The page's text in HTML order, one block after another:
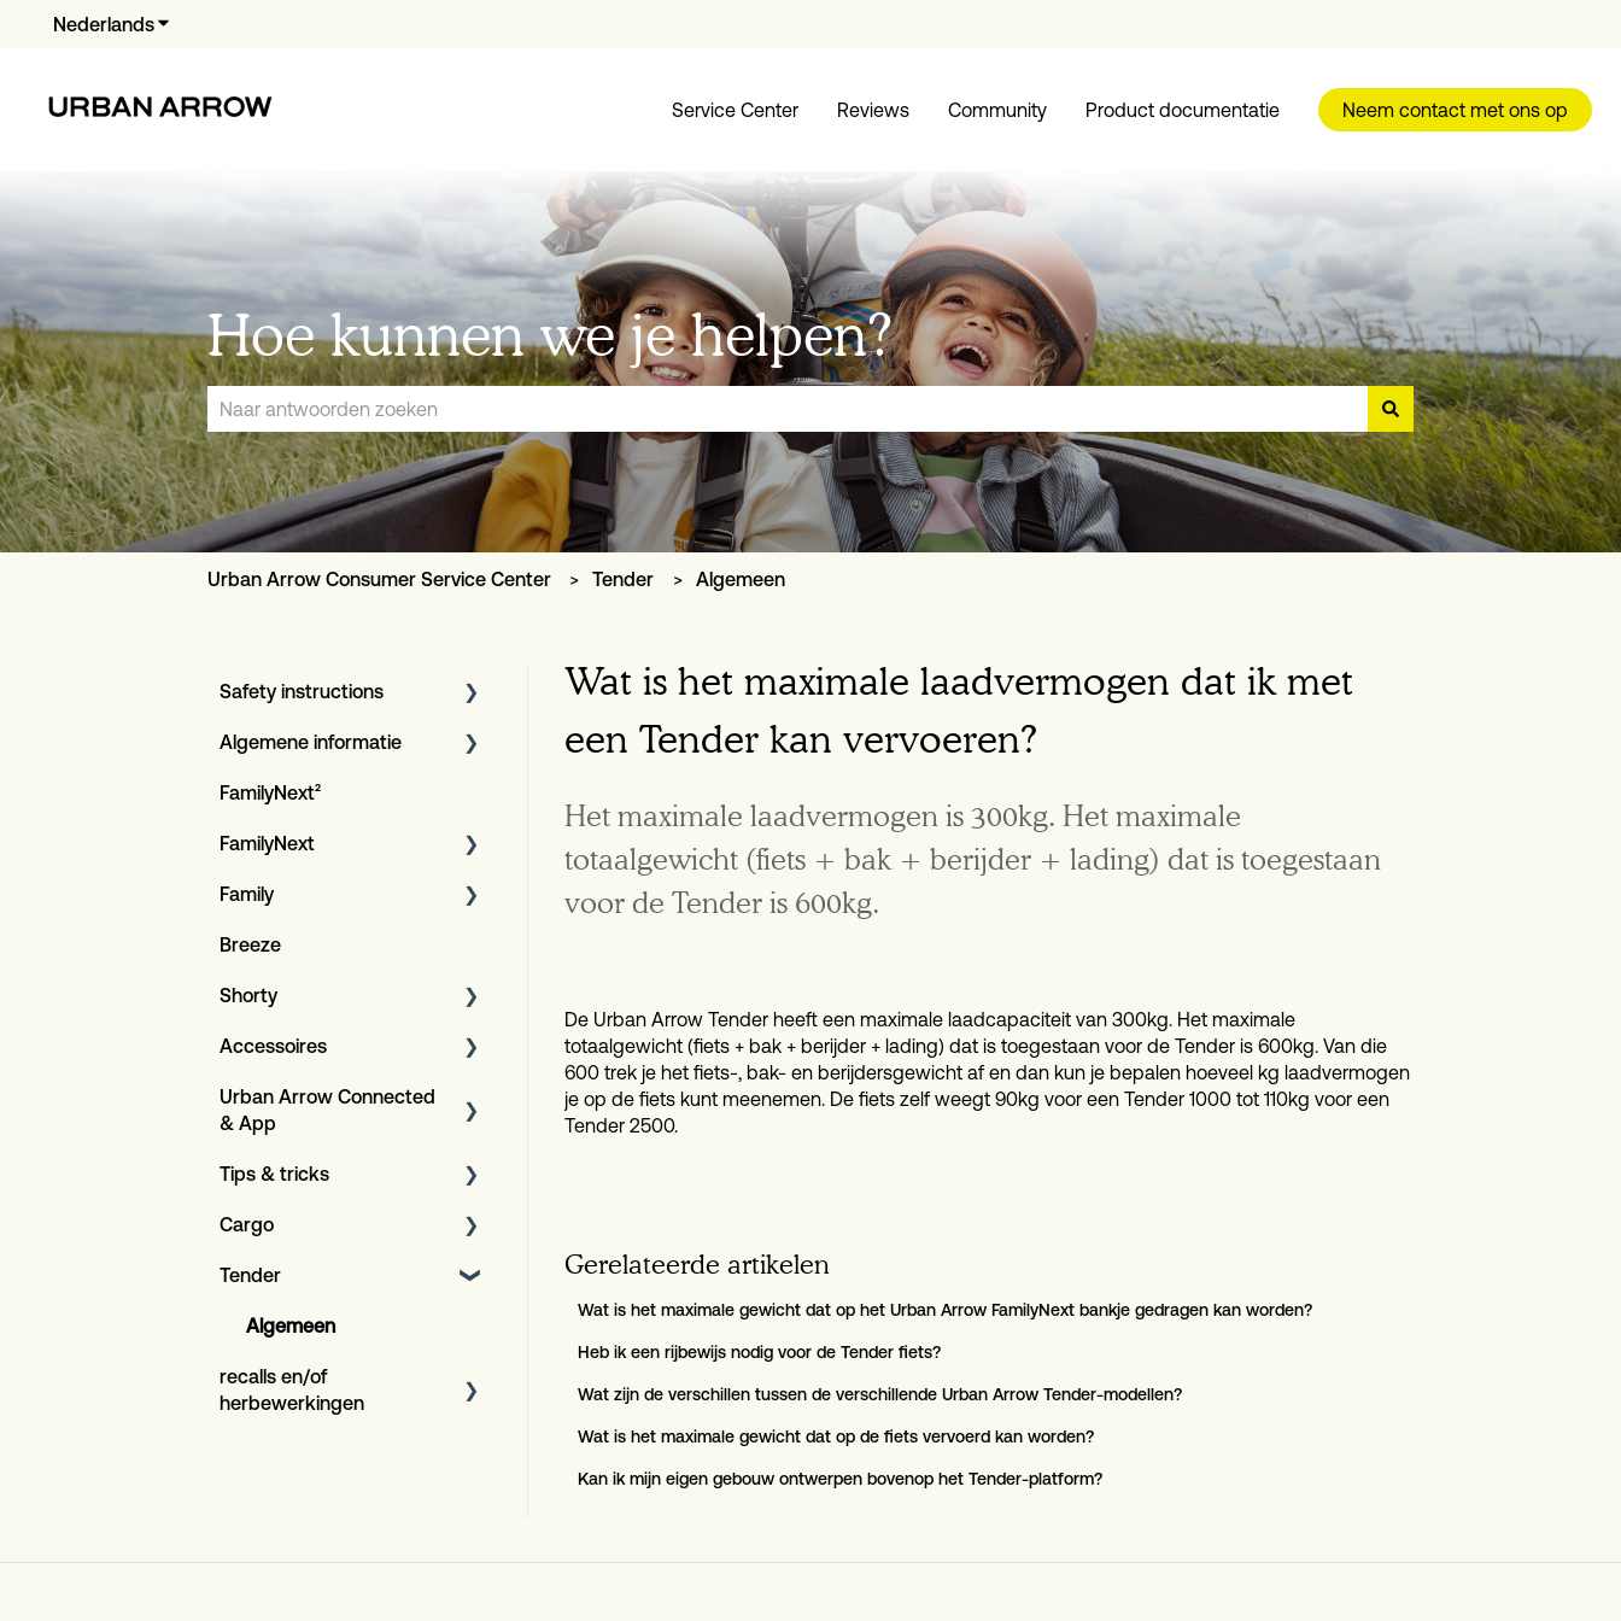
NederlandsSubmenu tonen voor vertalingen
Service Center Reviews Community Product documentatie Neem contact met ons op
Hoe kunnen we je helpen?
Er zijn geen suggesties want het zoekveld is leeg.
Urban Arrow Consumer Service Center Tender Algemeen
Wat is het maximale laadvermogen dat ik met
een Tender kan vervoeren?
Het maximale laadvermogen is 300kg. Het maximale
totaalgewicht (fiets + bak + berijder + lading) dat is toegestaan
voor de Tender is 600kg.
De Urban Arrow Tender heeft een maximale laadcapaciteit van 300kg. Het maximale
totaalgewicht (fiets + bak + berijder + lading) dat is toegestaan voor de Tender is 600kg. Van die
600 trek je het fiets-, bak- en berijdersgewicht af en dan kun je bepalen hoeveel kg laadvermogen
je op de fiets kunt meenemen. De fiets zelf weegt 90kg voor een Tender 1000 tot 110kg voor een
Tender 2500.
Gerelateerde artikelen
Wat is het maximale gewicht dat op het Urban Arrow FamilyNext bankje gedragen kan worden?
Heb ik een rijbewijs nodig voor de Tender fiets?
Wat zijn de verschillen tussen de verschillende Urban Arrow Tender-modellen?
Wat is het maximale gewicht dat op de fiets vervoerd kan worden?
Kan ik mijn eigen gebouw ontwerpen bovenop het Tender-platform?
Safety instructions
Artikel
Algemene informatie
Serviceplan voor klanten
Garantieprocedure
Algemene informatie
Algemene procedures
Bosch E-bike system
FamilyNext²
FamilyNext
Design LED verlichting
Algemene informatie
Family
Specificaties
Algemeen
Breeze
Shorty
Algemeen
Specificaties
Accessoires
Achterdragers
Urban Arrow Connected
& App
Over de app en GPS+
Over de Connected
Tips & tricks
Onderhoud
Bosch Display-
Cargo
Algemeen
Tender
Algemeen
recalls en/of
herbewerkingen